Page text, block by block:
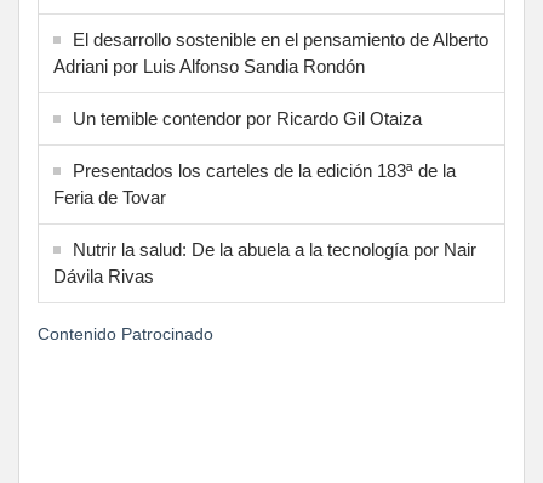
El desarrollo sostenible en el pensamiento de Alberto
Adriani por Luis Alfonso Sandia Rondón
Un temible contendor por Ricardo Gil Otaiza
Presentados los carteles de la edición 183ª de la
Feria de Tovar
Nutrir la salud: De la abuela a la tecnología por Nair
Dávila Rivas
Contenido Patrocinado